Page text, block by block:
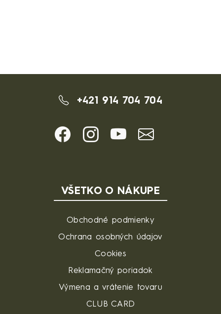
+421 914 704 704
VŠETKO O NÁKUPE
Obchodné podmienky
Ochrana osobných údajov
Cookies
Reklamačný poriadok
Výmena a vrátenie tovaru
CLUB CARD